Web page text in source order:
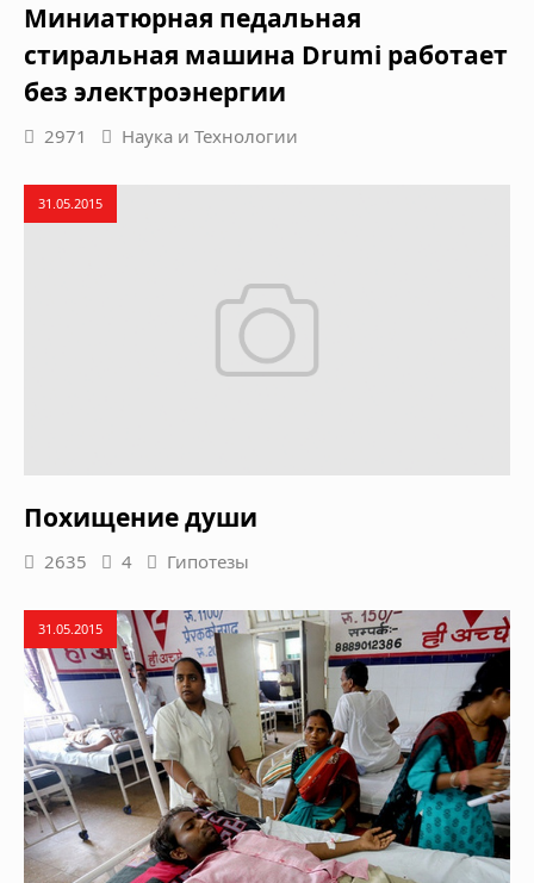
Миниатюрная педальная
стиральная машина Drumi работает
без электроэнергии
2971 Наука и Технологии
31.05.2015
Похищение души
2635 4 Гипотезы
31.05.2015